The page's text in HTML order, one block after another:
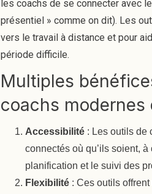
les coachs de se connecter avec
présentiel » comme on dit). Les
vers le travail à distance et pour
période difficile.
Multiples
coachs
Accessibilité : Les outils de
connectés où qu’ils soient,
planification et le suivi des
Flexibilité : Ces outils